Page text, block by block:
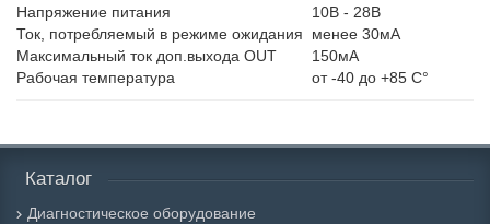
Напряжение питания
10В - 28В
Ток, потребляемый в режиме ожидания менее 30мА
Максимальный ток доп.выхода OUT
150мА
Рабочая температура
от -40 до +85 С°
Каталог
Диагностическое оборудование